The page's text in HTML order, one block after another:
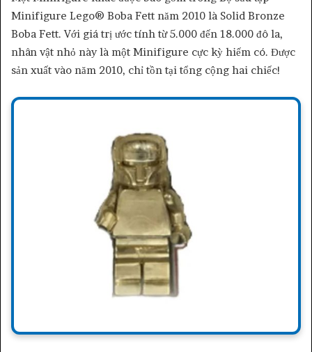
Minifigure Lego® Boba Fett năm 2010 là Solid Bronze
Boba Fett. Với giá trị ước tính từ 5.000 đến 18.000 đô la,
nhân vật nhỏ này là một Minifigure cực kỳ hiếm có. Được
sản xuất vào năm 2010, chỉ tồn tại tổng cộng hai chiếc!